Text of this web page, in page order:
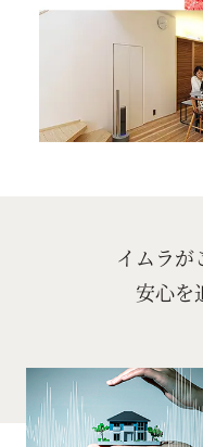
イムラが
安心を